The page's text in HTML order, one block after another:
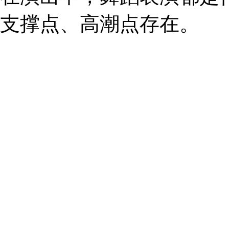
支撑点、高潮点存在。